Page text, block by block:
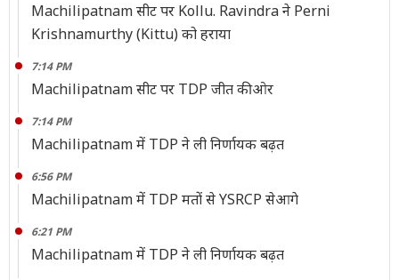
Machilipatnam सीट पर Kollu. Ravindra ने Perni
Krishnamurthy (Kittu) को हराया
7:14 PM
Machilipatnam सीट पर TDP जीत की ओर
7:14 PM
Machilipatnam में TDP ने ली निर्णायक बढ़त
6:56 PM
Machilipatnam में TDP मतों से YSRCP सेआगे
6:21 PM
Machilipatnam में TDP ने ली निर्णायक बढ़त